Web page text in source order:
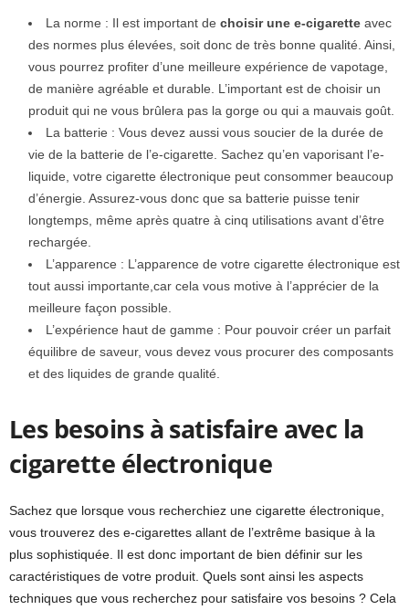
La norme : Il est important de choisir une e-cigarette avec
des normes plus élevées, soit donc de très bonne qualité. Ainsi,
vous pourrez profiter d’une meilleure expérience de vapotage,
de manière agréable et durable. L’important est de choisir un
produit qui ne vous brûlera pas la gorge ou qui a mauvais goût.
La batterie : Vous devez aussi vous soucier de la durée de
vie de la batterie de l’e-cigarette. Sachez qu’en vaporisant l’e-
liquide, votre cigarette électronique peut consommer beaucoup
d’énergie. Assurez-vous donc que sa batterie puisse tenir
longtemps, même après quatre à cinq utilisations avant d’être
rechargée.
L’apparence : L’apparence de votre cigarette électronique est
tout aussi importante,car cela vous motive à l’apprécier de la
meilleure façon possible.
L’expérience haut de gamme : Pour pouvoir créer un parfait
équilibre de saveur, vous devez vous procurer des composants
et des liquides de grande qualité.
Les besoins à satisfaire avec la
cigarette électronique
Sachez que lorsque vous recherchiez une cigarette électronique,
vous trouverez des e-cigarettes allant de l’extrême basique à la
plus sophistiquée. Il est donc important de bien définir sur les
caractéristiques de votre produit. Quels sont ainsi les aspects
techniques que vous recherchez pour satisfaire vos besoins ? Cela